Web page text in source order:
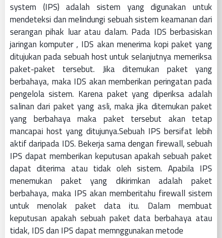
system (IPS) adalah sistem yang digunakan untuk
mendeteksi dan melindungi sebuah sistem keamanan dari
serangan pihak luar atau dalam. Pada IDS berbasiskan
jaringan komputer , IDS akan menerima kopi paket yang
ditujukan pada sebuah host untuk selanjutnya memeriksa
paket-paket tersebut. Jika ditemukan paket yang
berbahaya, maka IDS akan memberikan peringatan pada
pengelola sistem. Karena paket yang diperiksa adalah
salinan dari paket yang asli, maka jika ditemukan paket
yang berbahaya maka paket tersebut akan tetap
mancapai host yang ditujunya.Sebuah IPS bersifat lebih
aktif daripada IDS. Bekerja sama dengan firewall, sebuah
IPS dapat memberikan keputusan apakah sebuah paket
dapat diterima atau tidak oleh sistem. Apabila IPS
menemukan paket yang dikirimkan adalah paket
berbahaya, maka IPS akan memberitahu firewall sistem
untuk menolak paket data itu. Dalam membuat
keputusan apakah sebuah paket data berbahaya atau
tidak, IDS dan IPS dapat memnggunakan metode